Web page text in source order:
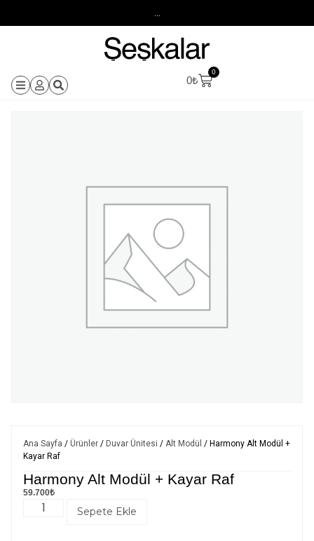
0₺
0
Ana Sayfa / Ürünler / Duvar Ünitesi / Alt Modül / Harmony Alt Modül +
Kayar Raf
Harmony Alt Modül + Kayar Raf
59.700₺
Sepete Ekle